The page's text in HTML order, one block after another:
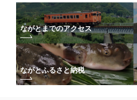
ながとまでのアクセス
ながとふるさと納税